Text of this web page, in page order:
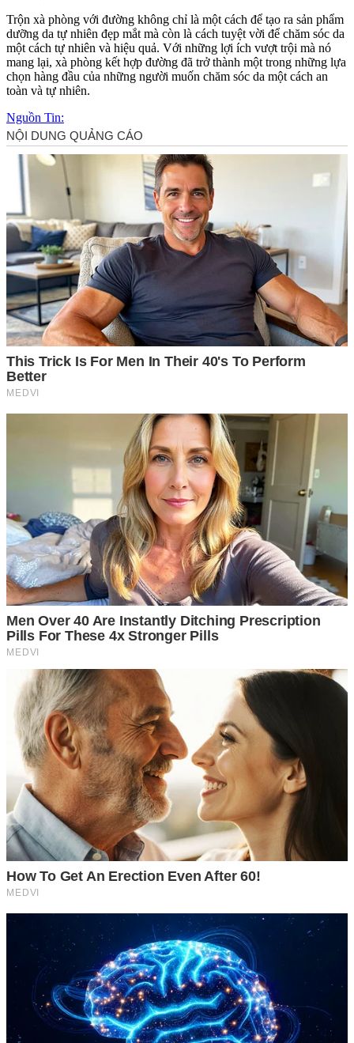
Trộn xà phòng với đường không chỉ là một cách để tạo ra sản phẩm
dưỡng da tự nhiên đẹp mắt mà còn là cách tuyệt vời để chăm sóc da
một cách tự nhiên và hiệu quả. Với những lợi ích vượt trội mà nó
mang lại, xà phòng kết hợp đường đã trở thành một trong những lựa
chọn hàng đầu của những người muốn chăm sóc da một cách an
toàn và tự nhiên.
Nguồn Tin: